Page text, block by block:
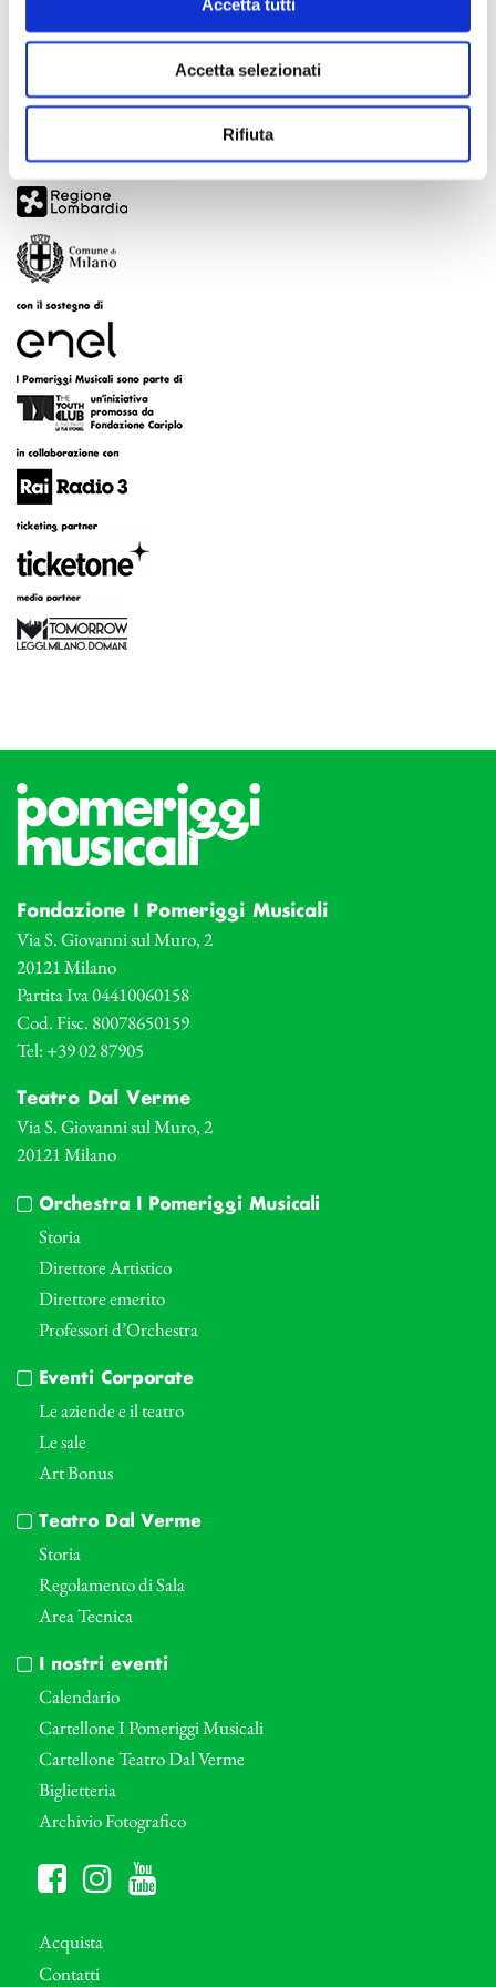
Accetta tutti
Accetta selezionati
Rifiuta
Fondazione I Pomeriggi Musicali
Via S. Giovanni sul Muro, 2
20121 Milano
Partita Iva 04410060158
Cod. Fisc. 80078650159
Tel: +39 02 87905
Teatro Dal Verme
Via S. Giovanni sul Muro, 2
20121 Milano
Orchestra I Pomeriggi Musicali
Storia
Direttore Artistico
Direttore emerito
Professori d’Orchestra
Eventi Corporate
Le aziende e il teatro
Le sale
Art Bonus
Teatro Dal Verme
Storia
Regolamento di Sala
Area Tecnica
I nostri eventi
Calendario
Cartellone I Pomeriggi Musicali
Cartellone Teatro Dal Verme
Biglietteria
Archivio Fotografico
Acquista
Contatti